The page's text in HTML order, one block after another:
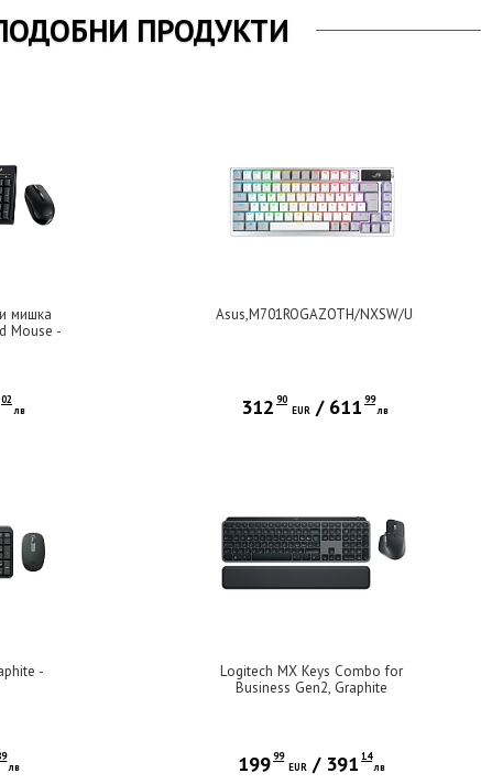
ПРОДУКТИ
мишка
Mouse -
02
лв
Asus,M701ROGAZOTH/NXSW/US/PBT/WHT
312 90
EUR / 611 99
лв
-
лв
Logitech MX Keys Combo for
Business Gen2, Graphite
199 99
EUR / 391 14
лв